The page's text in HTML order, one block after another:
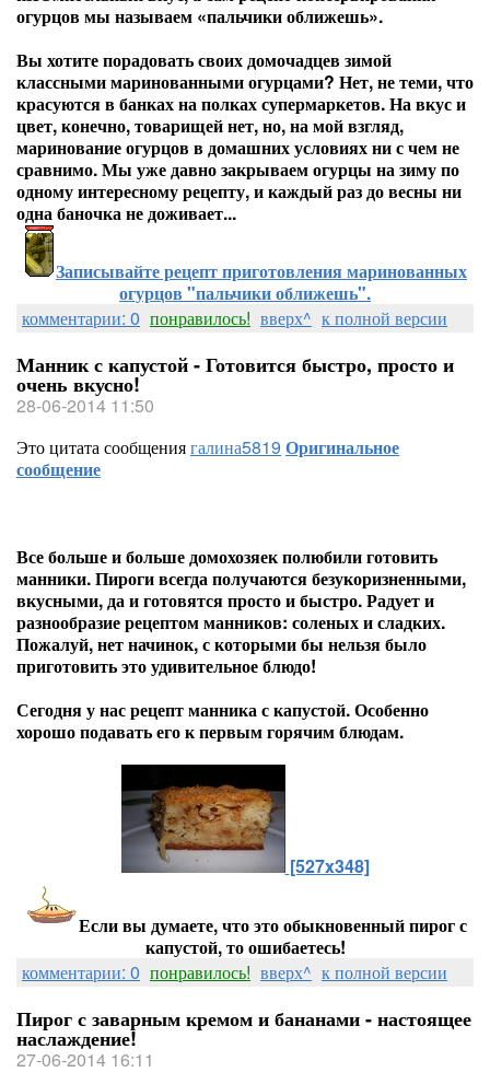
огурцов мы называем «пальчики оближешь».
Вы хотите порадовать своих домочадцев зимой
классными маринованными огурцами? Нет, не теми, что
красуются в банках на полках супермаркетов. На вкус и
цвет, конечно, товарищей нет, но, на мой взгляд,
маринование огурцов в домашних условиях ни с чем не
сравнимо. Мы уже давно закрываем огурцы на зиму по
одному интересному рецепту, и каждый раз до весны ни
одна баночка не доживает...
Записывайте рецепт приготовления маринованных
огурцов "пальчики оближешь".
комментарии: 0 понравилось! вверх^ к полной версии
Манник с капустой - Готовится быстро, просто и
очень вкусно!
28-06-2014 11:50
Это цитата сообщениягалина5819 Оригинальное
сообщение
Все больше и больше домохозяек полюбили готовить
манники. Пироги всегда получаются безукоризненными,
вкусными, да и готовятся просто и быстро. Радует и
разнообразие рецептом манников: соленых и сладких.
Пожалуй, нет начинок, с которыми бы нельзя было
приготовить это удивительное блюдо!
Сегодня у нас рецепт манника с капустой. Особенно
хорошо подавать его к первым горячим блюдам.
[527x348]
Если вы думаете, что это обыкновенный пирог с
капустой, то ошибаетесь!
комментарии: 0 понравилось! вверх^ к полной версии
Пирог с заварным кремом и бананами - настоящее
наслаждение!
27-06-2014 16:11